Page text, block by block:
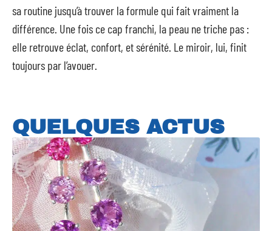
sa routine jusqu’à trouver la formule qui fait vraiment la
différence. Une fois ce cap franchi, la peau ne triche pas :
elle retrouve éclat, confort, et sérénité. Le miroir, lui, finit
toujours par l’avouer.
QUELQUES ACTUS